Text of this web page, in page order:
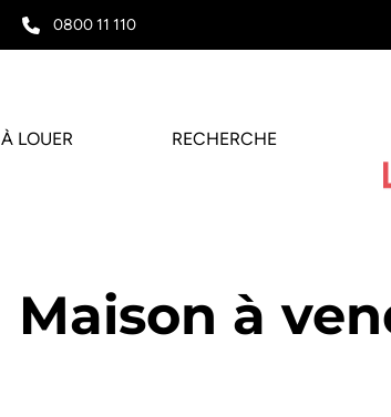
0800 11 110
À LOUER RECHERCHE
Maison à